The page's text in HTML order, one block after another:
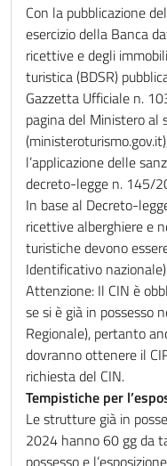
Con la pubblicazione
esercizio della Banca
ricettive e degli
turistica (BDSR)
Gazzetta Ufficiale n.
pagina del Ministero al
l’applicazione delle
decreto-legge n. 145/
In base al Decreto-
ricettive alberghiere e
turistiche devono
Identificativo nazionale)
Attenzione: Il CIN è
se si è già in possesso
Regionale), pertanto
dovranno ottenere il
richiesta del CIN.
Tempistiche per
Le strutture già in
2024 hanno 60 gg da
possesso e